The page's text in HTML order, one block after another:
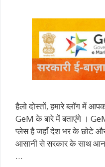
हैलो दोस्तों, हमारे ब्लॉग में
GeM के बारे में बताएंगे ।
प्लेस है जहाँ देश भर के छोटे
आसानी से सरकार के साथ
…